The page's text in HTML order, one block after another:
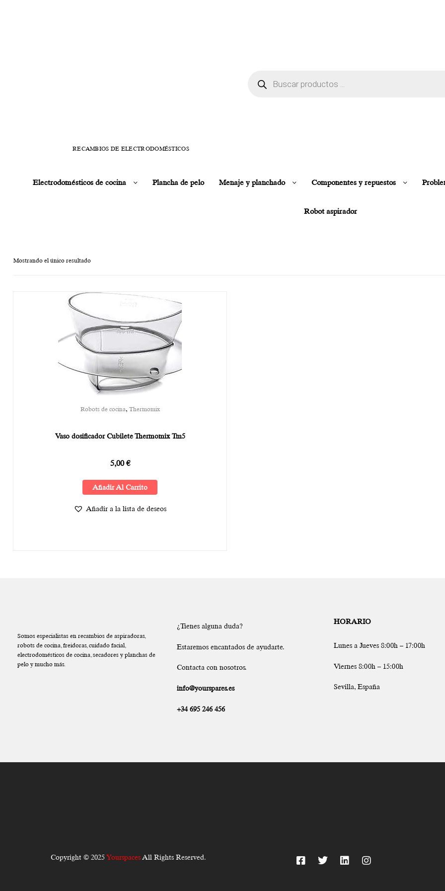
RECAMBIOS DE ELECTRODOMÉSTICOS
Electrodomésticos de cocina Plancha de pelo Menaje y planchado Componentes y repuestos
Robot aspirador
Mostrando el único resultado
Robots de cocina, Thermomix
Vaso dosificador Cubilete Thermomix Tm5
5,00€
Añadir Al Carrito
Añadir a la lista de deseos
Somos especialistas en recambios de aspiradoras,
robots de cocina, freidoras, cuidado facial,
electrodomésticos de cocina, secadores y planchas de
pelo y mucho más.
¿Tienes alguna duda?
Estaremos encantados de ayudarte.
Contacta con nosotros.
info@yourspares.es
+34 695 246 456
HORARIO
Lunes a Jueves 8:00h – 17:00h
Viernes 8:00h – 15:00h
Sevilla, España
Copyright © 2025 YourspacesAll Rights Reserved.